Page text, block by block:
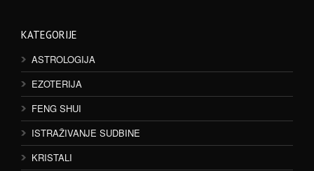
KATEGORIJE
ASTROLOGIJA
EZOTERIJA
FENG SHUI
ISTRAŽIVANJE SUDBINE
KRISTALI